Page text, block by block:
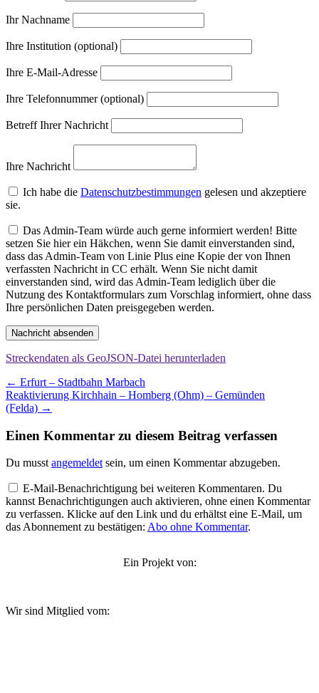
Ihr Nachname
Ihre Institution (optional)
Ihre E-Mail-Adresse
Ihre Telefonnummer (optional)
Betreff Ihrer Nachricht
Ihre Nachricht
Ich habe die Datenschutzbestimmungen gelesen und akzeptiere
sie.
Das Admin-Team würde auch gerne informiert werden! Bitte
setzen Sie hier ein Häkchen, wenn Sie damit einverstanden sind,
dass das Admin-Team von Linie Plus eine Kopie der von Ihnen
verfassten Nachricht in CC erhält. Wenn Sie nicht damit
einverstanden sind, wird das Admin-Team lediglich über die
Nutzung des Kontaktformulars zum Vorschlag informiert, ohne dass
Ihre persönlichen Daten preisgegeben werden.
Nachricht absenden
Streckendaten als GeoJSON-Datei herunterladen
Beitragsnavigation
← Erfurt – Stadtbahn Marbach
Reaktivierung Kirchhain – Homberg (Ohm) – Gemünden
(Felda) →
Einen Kommentar zu diesem Beitrag verfassen
Du musst angemeldet sein, um einen Kommentar abzugeben.
E-Mail-Benachrichtigung bei weiteren Kommentaren. Du
kannst Benachrichtigungen auch aktivieren, ohne einen Kommentar
zu verfassen. Klicke auf den Link und du erhältst eine E-Mail, um
das Abonnement zu bestätigen: Abo ohne Kommentar.
Ein Projekt von:
Wir sind Mitglied vom: